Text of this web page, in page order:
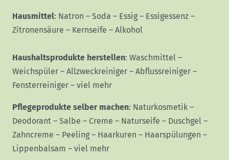
Hausmittel: Natron – Soda – Essig – Essigessenz –
Zitronensäure – Kernseife – Alkohol
Haushaltsprodukte herstellen: Waschmittel –
Weichspüler – Allzweckreiniger – Abflussreiniger –
Fensterreiniger – viel mehr
Pflegeprodukte selber machen: Naturkosmetik –
Deodorant – Salbe – Creme – Naturseife – Duschgel –
Zahncreme – Peeling – Haarkuren – Haarspülungen –
Lippenbalsam – viel mehr